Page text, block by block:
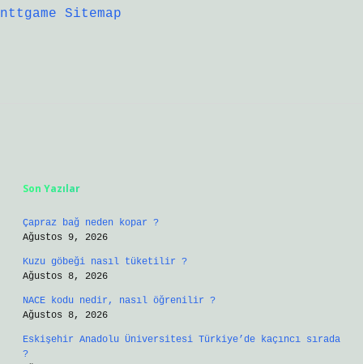
nttgame
Sitemap
Son Yazılar
Çapraz bağ neden kopar ?
Ağustos 9, 2026
Kuzu göbeği nasıl tüketilir ?
Ağustos 8, 2026
NACE kodu nedir, nasıl öğrenilir ?
Ağustos 8, 2026
Eskişehir Anadolu Üniversitesi Türkiye’de kaçıncı sırada
?